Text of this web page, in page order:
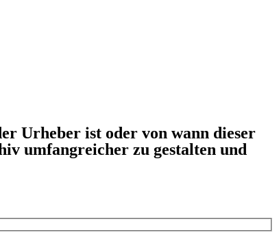
Urheber ist oder von wann dieser
umfangreicher zu gestalten und